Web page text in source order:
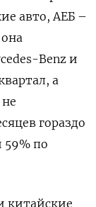
авто, АЕБ –
Benz и
а
гораздо
59% по
китайские